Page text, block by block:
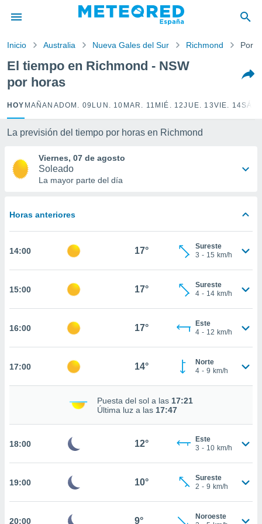
por
para
la
calidad.
a este
las
y
forma
basada
permite
coste.
botón
a la
todas
ya sean
en
perfil
y
CONTINUAR
Inicio Australia Nueva Gales del Sur Richmond Por
El tiempo en Richmond - NSW
por horas
HOY MAÑANA DOM. 09 LUN. 10 MAR. 11 MIÉ. 12JUE. 13VIE. 14
La previsión del tiempo por horas en Richmond
Viernes, 07 de agosto
Soleado
La mayor parte del día
Horas anteriores
14:00 17°
Sureste
3 - 15 km/h
15:00 17°
Sureste
4 - 14 km/h
16:00 17°
Este
4 - 12 km/h
17:00 14°
Norte
4 - 9 km/h
Puesta del sol a las 17:21
Última luz a las 17:47
18:00 12°
Este
3 - 10 km/h
19:00 10°
Sureste
2 - 9 km/h
20:00 9°
Noroeste